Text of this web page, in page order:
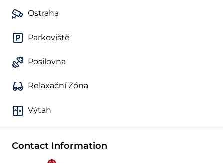
Ostraha
Parkoviště
Posilovna
Relaxační Zóna
Výtah
Contact Information